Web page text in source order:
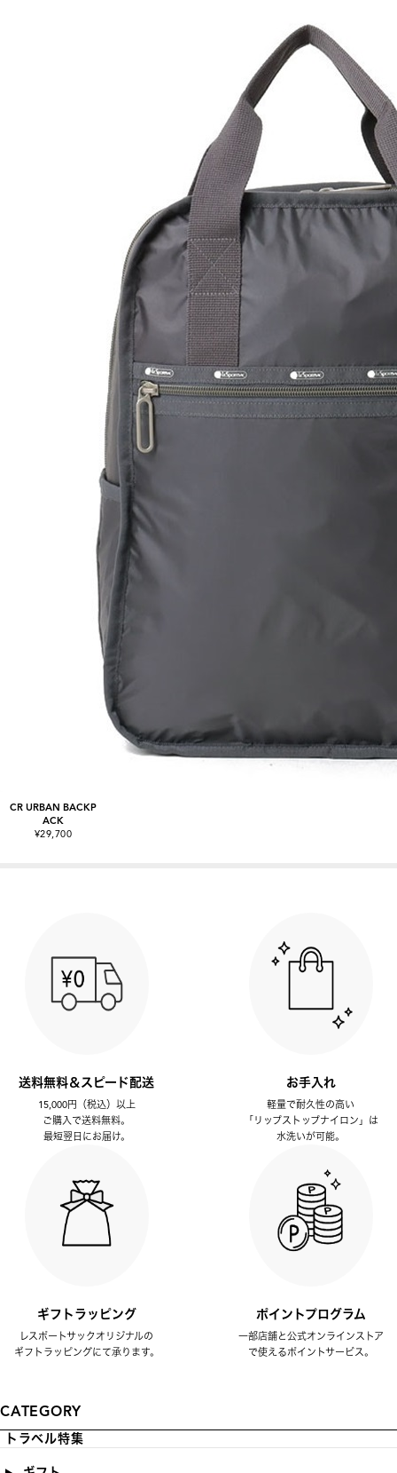
CR URBAN BACKP
ACK
¥29,700
送料無料＆スピード配送
15,000円（税込）以上
ご購入で送料無料。
最短翌日にお届け。
お手入れ
軽量で耐久性の高い
「リップストップナイロン」は
水洗いが可能。
ギフトラッピング
レスポートサックオリジナルの
ギフトラッピングにて承ります。
ポイントプログラム
一部店舗と公式オンラインストア
で使えるポイントサービス。
CATEGORY
トラベル特集